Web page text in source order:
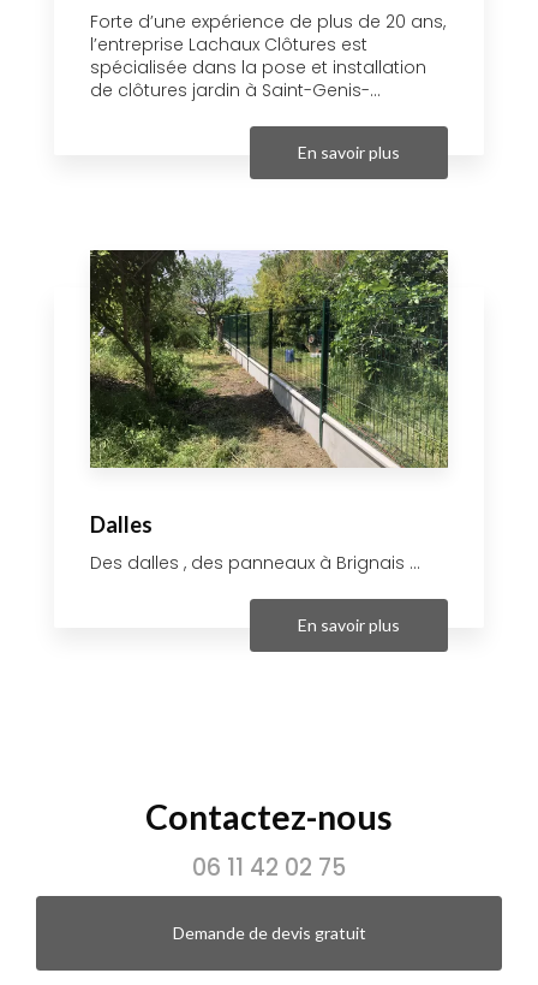
Forte d’une expérience de plus de 20 ans,
l’entreprise Lachaux Clôtures est
spécialisée dans la pose et installation
de clôtures jardin à Saint-Genis-...
En savoir plus
Dalles
Des dalles , des panneaux à Brignais ...
En savoir plus
Contactez-nous
06 11 42 02 75
Demande de devis gratuit